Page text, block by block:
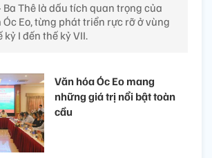
Ba Thê là dấu tích quan trọng của
Eo, từng phát triển rực rỡ ở vùng
kỷ I đến thế kỷ VII.
Văn hóa Óc Eo mang
những giá trị nổi bật toàn
cầu